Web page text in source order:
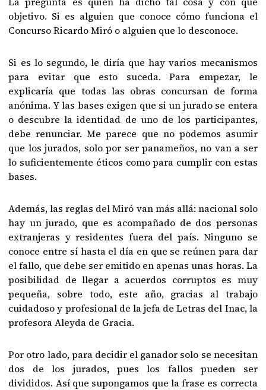
objetivo. Si es alguien que conoce cómo funciona el
Concurso Ricardo Miró o alguien que lo desconoce.
Si es lo segundo, le diría que hay varios mecanismos
para evitar que esto suceda. Para empezar, le
explicaría que todas las obras concursan de forma
anónima. Y las bases exigen que si un jurado se entera
o descubre la identidad de uno de los participantes,
debe renunciar. Me parece que no podemos asumir
que los jurados, solo por ser panameños, no van a ser
lo suficientemente éticos como para cumplir con estas
bases.
Además, las reglas del Miró van más allá: nacional solo
hay un jurado, que es acompañado de dos personas
extranjeras y residentes fuera del país. Ninguno se
conoce entre sí hasta el día en que se reúnen para dar
el fallo, que debe ser emitido en apenas unas horas. La
posibilidad de llegar a acuerdos corruptos es muy
pequeña, sobre todo, este año, gracias al trabajo
cuidadoso y profesional de la jefa de Letras del Inac, la
profesora Aleyda de Gracia.
Por otro lado, para decidir el ganador solo se necesitan
dos de los jurados, pues los fallos pueden ser
divididos. Así que supongamos que la frase es correcta